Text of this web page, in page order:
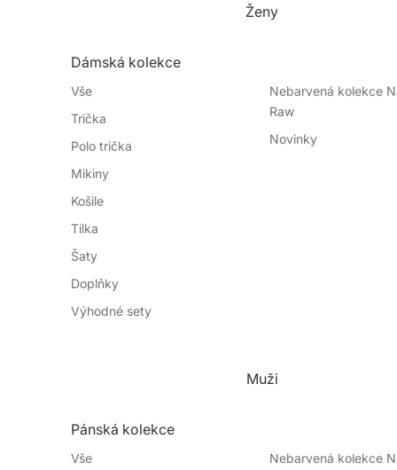
Ženy
Dámská kolekce
Vše
Trička
Polo trička
Mikiny
Košile
Tílka
Šaty
Doplňky
Výhodné sety
Nebarvená kolekce
Raw
Novinky
Muži
Pánská kolekce
Vše
Nebarvená kolekce